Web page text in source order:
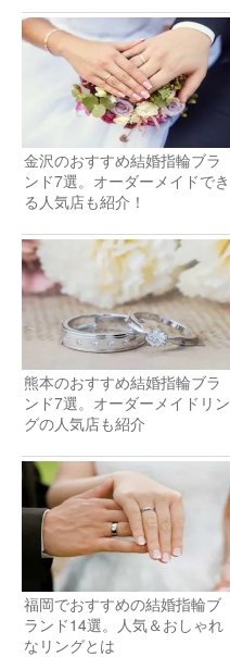
金沢のおすすめ結婚指輪ブラ
ンド7選。オーダーメイドでき
る人気店も紹介！
熊本のおすすめ結婚指輪ブラ
ンド7選。オーダーメイドリン
グの人気店も紹介
福岡でおすすめの結婚指輪ブ
ランド14選。人気＆おしゃれ
なリングとは